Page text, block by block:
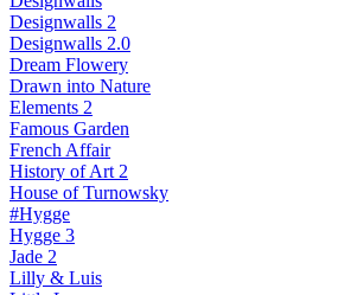
Designwalls 2
Designwalls 2.0
Dream Flowery
Drawn into Nature
Elements 2
Famous Garden
French Affair
History of Art 2
House of Turnowsky
#Hygge
Hygge 3
Jade 2
Lilly & Luis